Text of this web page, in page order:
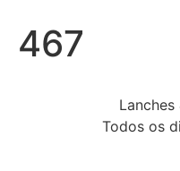
467
Todos os